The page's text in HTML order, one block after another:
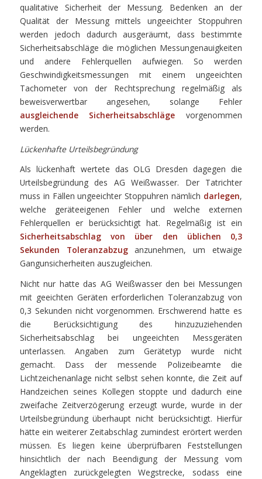
qualitative Sicherheit der Messung. Bedenken an der
Qualität der Messung mittels ungeeichter Stoppuhren
werden jedoch dadurch ausgeräumt, dass bestimmte
Sicherheitsabschläge die möglichen Messungenauigkeiten
und andere Fehlerquellen aufwiegen. So werden
Geschwindigkeitsmessungen mit einem ungeeichten
Tachometer von der Rechtsprechung regelmäßig als
beweisverwertbar angesehen, solange Fehler
ausgleichende Sicherheitsabschläge vorgenommen
werden.
Lückenhafte Urteilsbegründung
Als lückenhaft wertete das OLG Dresden dagegen die
Urteilsbegründung des AG Weißwasser. Der Tatrichter
muss in Fällen ungeeichter Stoppuhren nämlich darlegen,
welche geräteeigenen Fehler und welche externen
Fehlerquellen er berücksichtigt hat. Regelmäßig ist ein
Sicherheitsabschlag von über den üblichen 0,3
Sekunden Toleranzabzuganzunehmen, um etwaige
Gangunsicherheiten auszugleichen.
Nicht nur hatte das AG Weißwasser den bei Messungen
mit geeichten Geräten erforderlichen Toleranzabzug von
0,3 Sekunden nicht vorgenommen. Erschwerend hatte es
die Berücksichtigung des hinzuzuziehenden
Sicherheitsabschlag bei ungeeichten Messgeräten
unterlassen. Angaben zum Gerätetyp wurde nicht
gemacht. Dass der messende Polizeibeamte die
Lichtzeichenanlage nicht selbst sehen konnte, die Zeit auf
Handzeichen seines Kollegen stoppte und dadurch eine
zweifache Zeitverzögerung erzeugt wurde, wurde in der
Urteilsbegründung überhaupt nicht berücksichtigt. Hierfür
hätte ein weiterer Zeitabschlag zumindest erörtert werden
müssen. Es liegen keine überprüfbaren Feststellungen
hinsichtlich der nach Beendigung der Messung vom
Angeklagten zurückgelegten Wegstrecke, sodass eine